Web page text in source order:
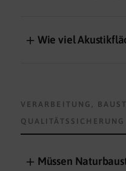
＋ Wie viel
VERARBEITUNG,
QUALITÄTSSICHERUNG
＋ Müssen